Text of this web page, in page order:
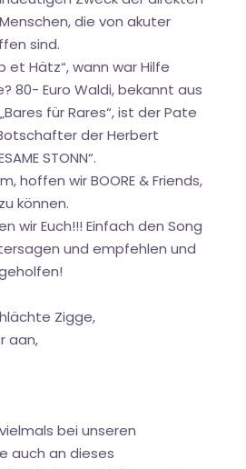
die von akuter
sind.
et Hätz“, wann war Hilfe
80- Euro Waldi, bekannt aus
für Rares“, ist der Pate
der Herbert
STONN“.
hoffen wir BOORE & Friends,
können.
wir Euch!!! Einfach den Song
und empfehlen und
Zigge,
aan,
bei unseren
auch an dieses